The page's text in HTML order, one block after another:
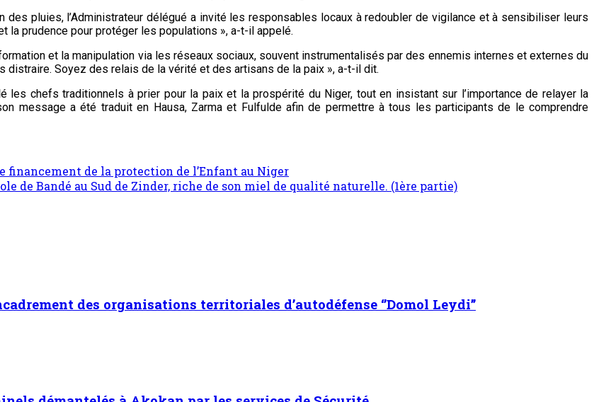
pluies, l’Administrateur délégué a invité les responsables locaux à redoubler de vigilance et à sensibiliser leurs
prudence pour protéger les populations », a-t-il appelé.
et la manipulation via les réseaux sociaux, souvent instrumentalisés par des ennemis internes et externes du
distraire. Soyez des relais de la vérité et des artisans de la paix », a-t-il dit.
les chefs traditionnels à prier pour la paix et la prospérité du Niger, tout en insistant sur l’importance de relayer la
message a été traduit en Hausa, Zarma et Fulfulde afin de permettre à tous les participants de le comprendre
financement de la protection de l’Enfant au Niger
de Bandé au Sud de Zinder, riche de son miel de qualité naturelle. (1ère partie)
des organisations territoriales d’autodéfense ‘’Domol Leydi’’